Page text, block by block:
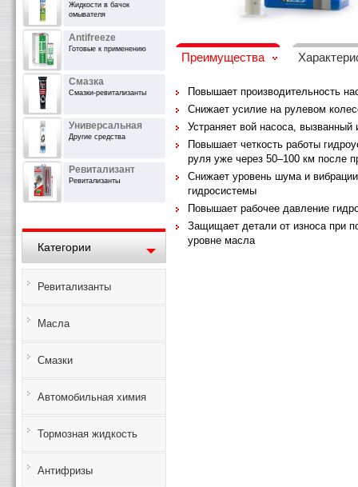
Жидкости в бачок
омывателя
Antifreeze
Готовые к применению
Смазка
Смазки-ревитализанты
Универсальная
Другие средства
Ревитализант
Ревитализанты
Категории
Ревитализанты
Масла
Смазки
Автомобильная химия
Тормозная жидкость
Антифризы
Преимущества
Повышает производительность
Снижает усилие на рулевом
Устраняет вой насоса, вызванный
Повышает четкость работы
руля уже через 50–100 км после
Снижает уровень шума и
гидросистемы
Повышает рабочее давление
Защищает детали от износа при
уровне масла